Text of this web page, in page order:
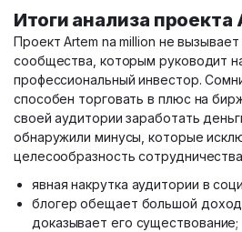
Итоги анализа
Проект Artem na million не
сообщества, которым руководит
профессиональный инвестор.
способен торговать в плюс на
своей аудитории заработать
обнаружили минусы, которые
целесообразность
явная накрутка аудитории в
блогер обещает большой
доказывает его существование;